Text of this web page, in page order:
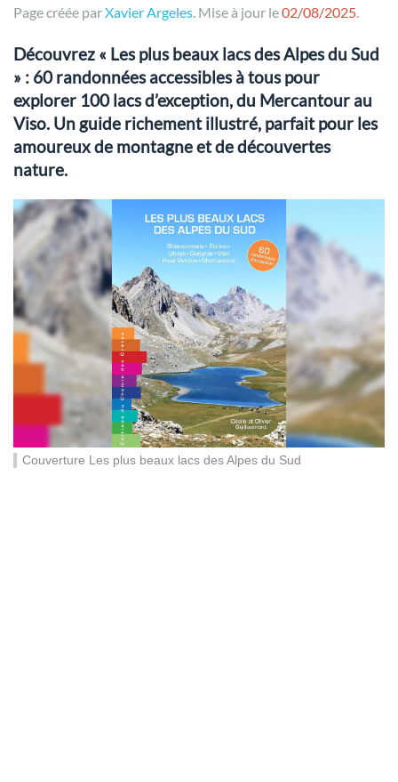
Page créée parXavier Argeles. Mise à jour le02/08/2025.
Découvrez « Les plus beaux lacs des Alpes du Sud
» : 60 randonnées accessibles à tous pour
explorer 100 lacs d’exception, du Mercantour au
Viso. Un guide richement illustré, parfait pour les
amoureux de montagne et de découvertes
nature.
Couverture Les plus beaux lacs des Alpes du Sud